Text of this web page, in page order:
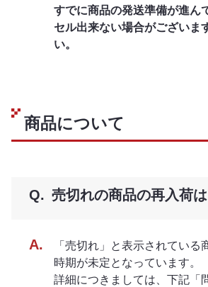
すでに商品の発送準備が進ん
セル出来ない場合がございま
い。
商品について
売切れの商品の再入荷は
「売切れ」と表示されている
時期が未定となっています。
詳細につきましては、下記「